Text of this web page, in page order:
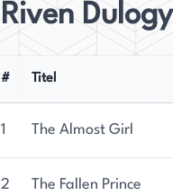
Riven
# Titel
1 The Almost Girl
2 The Fallen Prince